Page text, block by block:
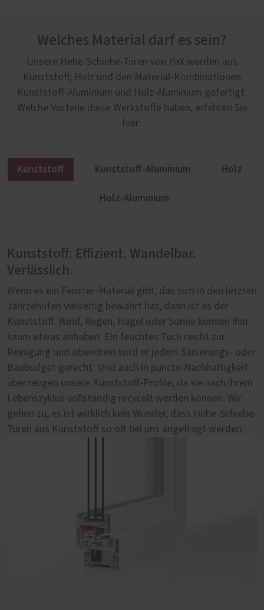
Welches Material darf es sein?
Unsere Hebe-Schiebe-Türen von PaX werden aus
Kunststoff, Holz und den Material-Kombinationen
Kunststoff-Aluminium und Holz-Aluminium gefertigt.
Welche Vorteile diese Werkstoffe haben, erfahren Sie
hier:
Kunststoff Kunststoff-Aluminium
Holz
Holz-Aluminium
Kunststoff: Effizient. Wandelbar.
Verlässlich.
Wenn es ein Fenster-Material gibt, das sich in den letzten
Jahrzehnten vielseitig bewährt hat, dann ist es der
Kunststoff. Wind, Regen, Hagel oder Sonne können ihm
kaum etwas anhaben. Ein feuchtes Tuch reicht zur
Reinigung und obendrein wird er jedem Sanierungs- oder
Baubudget gerecht. Und auch in puncto Nachhaltigkeit
überzeugen unsere Kunststoff-Profile, da sie nach ihrem
Lebenszyklus vollständig recycelt werden können. Wir
geben zu, es ist wirklich kein Wunder, dass Hebe-Schiebe-
Türen aus Kunststoff so oft bei uns angefragt werden.
Kunststoff-Aluminium: Modern. Stabil.
Ästhetisch.
Warum ist eine Hebe-Schiebe-Tür aus Kunststoff besser,
wenn sie von außen mit einer Aluminiumschale verkleidet
wird? Wegen des modernen Erscheinungsbildes, der
zusätzlichen Freiheit bei der äußeren Farbgestaltung,
dem besseren Schutz vor Witterungseinflüssen, der
längeren Lebensdauer oder der leichten Pflege? Suchen
Sie sich Ihr Argument aus. Wir sind schon jetzt überzeugt.
Holz: Charakterstark. Authentisch.
Natürlich.
Mit Holz setzen Sie auf ein Material, das seit
Jahrhunderten beim Bau von Häusern eingesetzt wird.
Authentisch und natürlich zugleich, ist Holz ein
Werkstoff, der Ihre Hebe-Schiebe-Tür zu etwas
Einzigartigem macht. Denn nur bei Holz haben Sie innen
wie außen diese besondere Maserung und die
unvergleichliche Haptik von einem Werkstoff direkt aus
der Natur. Bei uns wählen Sie aus fünf erstklassigen
Holzsorten, haben freie Hand bei der optischen
Gestaltung und können darüber hinaus Ihre Hebe-
Holz-Aluminium: Besonders. Beständig.
Behaglich.
Wenn zwei Werkstoffe sich so gut ergänzen wie Holz und
Aluminium, dann entsteht etwas Herausragendes: Eine
Hebe-Schiebe-Tür, die nach außen hin modern erscheint
und besonders gut vor jeglichen Wetterlagen geschützt
ist, während sie im Wohnbereich gleichzeitig behaglich
und natürlich wirkt. Nicht umsonst sind unsere Hebe-
Schiebe-Türen aus Holz-Aluminium von PaX mit das
Beste, was wir in Sachen Fenstern zu bieten haben.